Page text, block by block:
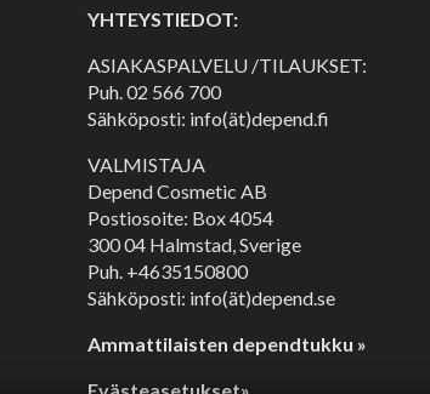
YHTEYSTIEDOT:
ASIAKASPALVELU /TILAUKSET:
Puh.02 566 700
Sähköposti: info(ät)depend.fi
VALMISTAJA
Depend Cosmetic AB
Postiosoite: Box 4054
300 04 Halmstad, Sverige
Puh. +4635150800
Sähköposti: info(ät)depend.se
Ammattilaisten dependtukku »